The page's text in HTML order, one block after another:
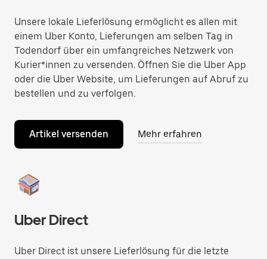
Unsere lokale Lieferlösung ermöglicht es allen mit
einem Uber Konto, Lieferungen am selben Tag in
Todendorf über ein umfangreiches Netzwerk von
Kurier*innen zu versenden. Öffnen Sie die Uber App
oder die Uber Website, um Lieferungen auf Abruf zu
bestellen und zu verfolgen.
Artikel versenden Mehr erfahren
Uber Direct
Uber Direct ist unsere Lieferlösung für die letzte